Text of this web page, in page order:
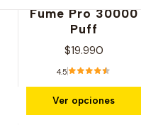
Fume Pro 30000
Puff
$19.990
4.5
Ver opciones